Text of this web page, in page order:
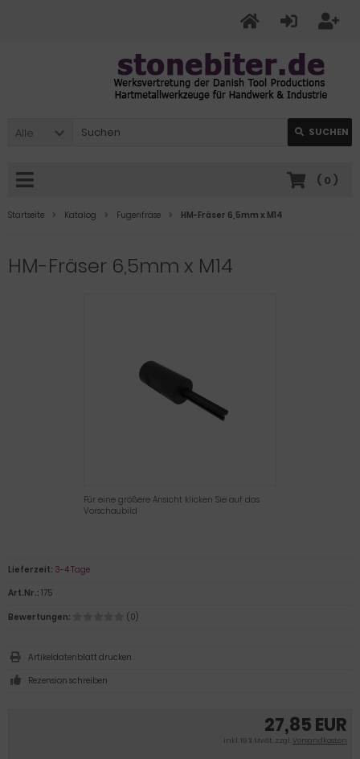
Alle SUCHEN
( 0 )
Startseite Katalog Fugenfräse HM-Fräser 6,5mm x M14
HM-Fräser 6,5mm x M14
Für eine größere Ansicht klicken Sie auf das
Vorschaubild
27,85 EUR
inkl. 19 % MwSt. zzgl.Versandkosten
Lieferzeit: 3-4 Tage
Art.Nr.: 175
Bewertungen:
(0)
Artikeldatenblatt drucken
Rezension schreiben